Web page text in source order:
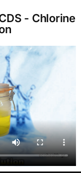
- Chlorine